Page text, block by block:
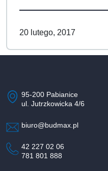
20 lutego, 2017
95-200 Pabianice
ul. Jutrzkowicka 4/6
biuro@budmax.pl
42 227 02 06
781 801 888